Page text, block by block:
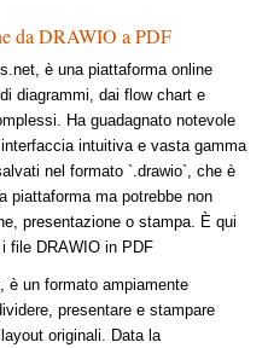
da DRAWIO a PDF
è una piattaforma online
diagrammi, dai flow chart e
Ha guadagnato notevole
intuitiva e vasta gamma
nel formato `.drawio`, che è
piattaforma ma potrebbe non
presentazione o stampa. È qui
file DRAWIO in PDF
è un formato ampiamente
presentare e stampare
originali. Data la